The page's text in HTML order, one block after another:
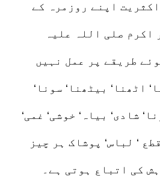
اپنے روزمرہ کے
اکرم صلی اللہ علیہ
طریقے پر عمل نہیں
اٹھنا‘ بیٹھنا‘ سونا‘
شادی‘ بیاہ‘ خوشی‘ غمی‘
‘ لباس‘ پوشاک ہر چیز
کی اتباع ہوتی ہے۔